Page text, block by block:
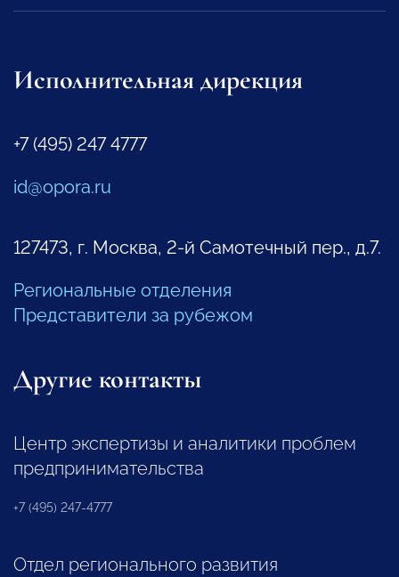
Исполнительная дирекция
+7 (495) 247 4777
id@opora.ru
127473, г. Москва, 2-й Самотечный пер., д.7.
Региональные отделения
Представители за рубежом
Другие контакты
Центр экспертизы и аналитики проблем
предпринимательства
+7 (495) 247-4777
Отдел регионального развития